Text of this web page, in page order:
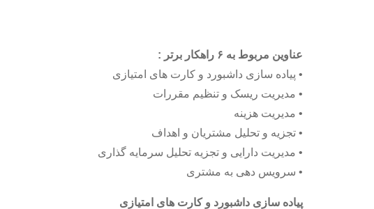
عناوین مربوط به ۶ راهکار برتر :
• پیاده سازی داشبورد و کارت های امتیازی
• مدیریت ریسک و تنظیم مقررات
• مدیریت هزینه
• تجزیه و تحلیل مشتریان و اهداف
• مدیریت دارایی و تجزیه تحلیل سرمایه گذاری
• سرویس دهی به مشتری
پیاده سازی داشبورد و کارت های امتیازی